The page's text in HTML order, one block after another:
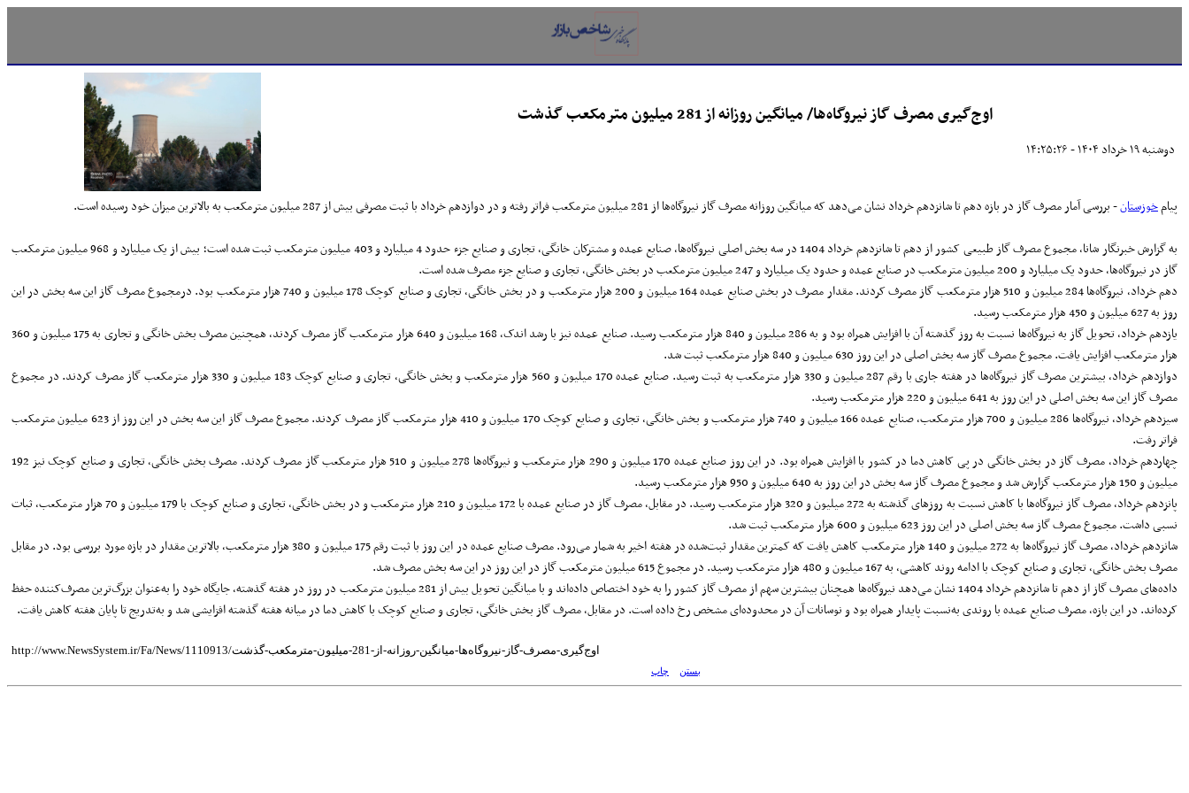
اوج‌گیری مصرف گاز نیروگاه‌ها/ میانگین روزانه از 281 میلیون مترمکعب گذشت
دوشنبه ۱۹ خرداد ۱۴۰۴ - ۱۴:۲۵:۲۶
پیامخوزستان- بررسی آمار مصرف گاز در بازه دهم تا شانزدهم خرداد نشان می‌دهد که میانگین روزانه مصرف گاز نیروگاه‌ها از 281 میلیون مترمکعب فراتر رفته و در دوازدهم خرداد با ثبت مصرفی بیش از 287 میلیون مترمکعب به بالاترین میزان خود رسیده است.
به گزارش خبرنگار شانا، مجموع مصرف گاز طبیعی کشور از دهم تا شانزدهم خرداد 1404 در سه بخش اصلی نیروگاه‌ها، صنایع عمده و مشترکان خانگی، تجاری و صنایع جزء حدود 4 میلیارد و 403 میلیون مترمکعب ثبت شده است؛ بیش از یک میلیارد و 968 میلیون مترمکعب
گاز در نیروگاه‌ها، حدود یک میلیارد و 200 میلیون مترمکعب در صنایع عمده و حدود یک میلیارد و 247 میلیون مترمکعب در بخش خانگی، تجاری و صنایع جزء مصرف شده است.
دهم خرداد، نیروگاه‌ها 284 میلیون و 510 هزار مترمکعب گاز مصرف کردند. مقدار مصرف در بخش صنایع عمده 164 میلیون و 200 هزار مترمکعب و در بخش خانگی، تجاری و صنایع کوچک 178 میلیون و 740 هزار مترمکعب بود. درمجموع مصرف گاز این سه بخش در این
روز به 627 میلیون و 450 هزار مترمکعب رسید.
یازدهم خرداد، تحویل گاز به نیروگاه‌ها نسبت به روز گذشته آن با افزایش همراه بود و به 286 میلیون و 840 هزار مترمکعب رسید. صنایع عمده نیز با رشد اندک، 168 میلیون و 640 هزار مترمکعب گاز مصرف کردند، همچنین مصرف بخش خانگی و تجاری به 175 میلیون و 360
هزار مترمکعب افزایش یافت. مجموع مصرف گاز سه بخش اصلی در این روز 630 میلیون و 840 هزار مترمکعب ثبت شد.
دوازدهم خرداد، بیشترین مصرف گاز نیروگاه‌ها در هفته جاری با رقم 287 میلیون و 330 هزار مترمکعب به ثبت رسید. صنایع عمده 170 میلیون و 560 هزار مترمکعب و بخش خانگی، تجاری و صنایع کوچک 183 میلیون و 330 هزار مترمکعب گاز مصرف کردند. در مجموع
مصرف گاز این سه بخش اصلی در این روز به 641 میلیون و 220 هزار مترمکعب رسید.
سیزدهم خرداد، نیروگاه‌ها 286 میلیون و 700 هزار مترمکعب، صنایع عمده 166 میلیون و 740 هزار مترمکعب و بخش خانگی، تجاری و صنایع کوچک 170 میلیون و 410 هزار مترمکعب گاز مصرف کردند. مجموع مصرف گاز این سه بخش در این روز از 623 میلیون مترمکعب
فراتر رفت.
چهاردهم خرداد، مصرف گاز در بخش خانگی در پی کاهش دما در کشور با افزایش همراه بود. در این روز صنایع عمده 170 میلیون و 290 هزار مترمکعب و نیروگاه‌ها 278 میلیون و 510 هزار مترمکعب گاز مصرف کردند. مصرف بخش خانگی، تجاری و صنایع کوچک نیز 192
میلیون و 150 هزار مترمکعب گزارش شد و مجموع مصرف گاز سه بخش در این روز به 640 میلیون و 950 هزار مترمکعب رسید.
پانزدهم خرداد، مصرف گاز نیروگاه‌ها با کاهش نسبت به روزهای گذشته به 272 میلیون و 320 هزار مترمکعب رسید. در مقابل، مصرف گاز در صنایع عمده با 172 میلیون و 210 هزار مترمکعب و در بخش خانگی، تجاری و صنایع کوچک با 179 میلیون و 70 هزار مترمکعب، ثبات
نسبی داشت. مجموع مصرف گاز سه بخش اصلی در این روز 623 میلیون و 600 هزار مترمکعب ثبت شد.
شانزدهم خرداد، مصرف گاز نیروگاه‌ها به 272 میلیون و 140 هزار مترمکعب کاهش یافت که کمترین مقدار ثبت‌شده در هفته اخیر به شمار می‌رود. مصرف صنایع عمده در این روز با ثبت رقم 175 میلیون و 380 هزار مترمکعب، بالاترین مقدار در بازه مورد بررسی بود. در مقابل
مصرف بخش خانگی، تجاری و صنایع کوچک با ادامه روند کاهشی، به 167 میلیون و 480 هزار مترمکعب رسید. در مجموع 615 میلیون مترمکعب گاز در این روز در این سه بخش مصرف شد.
داده‌های مصرف گاز از دهم تا شانزدهم خرداد 1404 نشان می‌دهد نیروگاه‌ها همچنان بیشترین سهم از مصرف گاز کشور را به خود اختصاص داده‌اند و با میانگین تحویل بیش از 281 میلیون مترمکعب در روز در هفته گذشته، جایگاه خود را به‌عنوان بزرگ‌ترین مصرف‌کننده حفظ
کرده‌اند. در این بازه، مصرف صنایع عمده با روندی به‌نسبت پایدار همراه بود و نوسانات آن در محدوده‌ای مشخص رخ داده است. در مقابل، مصرف گاز بخش خانگی، تجاری و صنایع کوچک با کاهش دما در میانه هفته گذشته افزایشی شد و به‌تدریج تا پایان هفته کاهش یافت.
http://www.NewsSystem.ir/Fa/News/1110913/اوج‌گیری-مصرف-گاز-نیروگاه‌ها-میانگین-روزانه-از-281-میلیون-مترمکعب-گذشت
بستن چاپ